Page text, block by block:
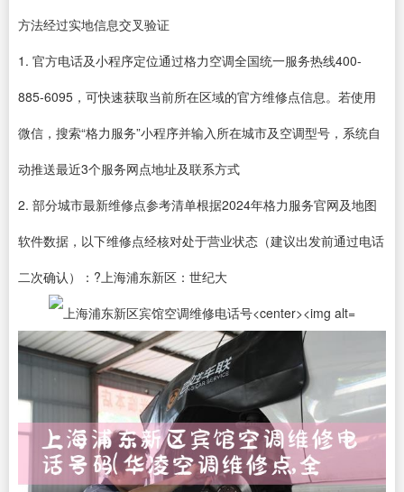
方法经过实地信息交叉验证
1. 官方电话及小程序定位通过格力空调全国统一服务热线400-
885-6095，可快速获取当前所在区域的官方维修点信息。若使用
微信，搜索“格力服务”小程序并输入所在城市及空调型号，系统自
动推送最近3个服务网点地址及联系方式
2. 部分城市最新维修点参考清单根据2024年格力服务官网及地图
软件数据，以下维修点经核对处于营业状态（建议出发前通过电话
二次确认）：?上海浦东新区：世纪大